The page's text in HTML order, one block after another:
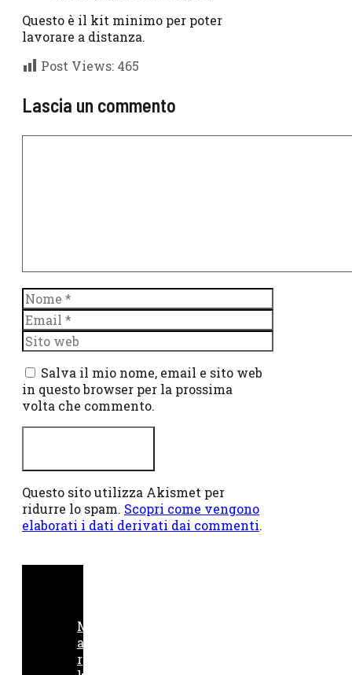
Questo è il kit minimo per poter
lavorare a distanza.
Post Views: 465
Lascia un commento
Nome
Email
Sito
web
Salva il mio nome, email e sito web
in questo browser per la prossima
volta che commento.
Questo sito utilizza Akismet per
ridurre lo spam. Scopri come vengono
elaborati i dati derivati dai commenti.
M
a
r